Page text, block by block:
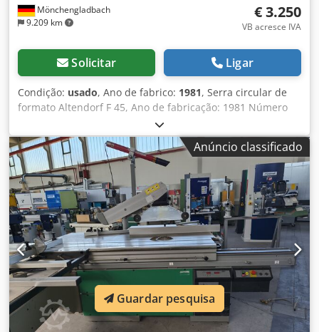
Mönchengladbach
9.209 km
€ 3.250
VB acresce IVA
Solicitar Ligar
Condição: usado, Ano de fabrico: 1981, Serra circular de
formato Altendorf F 45, Ano de fabricação: 1981 Número
da máquina: 81-5-37 Motor de 5,5 kW / 400 Volts Unidade
de pré-corte de 0,75 kW Comprimento de corte: 2800 mm
Dkjdpfx Aszm S S Nopyer Largura de corte: 1000 mm
Elevação/abaixamento e inclinação até 45° através de uma
roda de mão Velocidades de rotação: 3, 4, 5 e 6000 rpm
Diâmetro máximo da serra: 400 mm Altura máxima de
corte: 130 mm Dispositivo de proteção paralelo Guia de
esquadria
Anúncio classificado
Guardar pesquisa